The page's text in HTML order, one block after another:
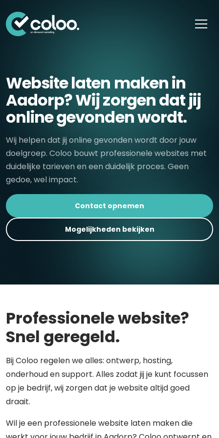
Website laten maken in
Aadorp? Wij zorgen dat jij
online gevonden wordt.
Wij helpen dat jij online gevonden wordt door jouw
doelgroep. Coloo bouwt professionele websites met
duidelijke tarieven en een duidelijk proces. Geen
gedoe, wel impact.
Contact opnemen
Mogelijkheden bekijken
Professionele website?
Snel geregeld.
Bij Coloo regelen we alles: ontwerp, hosting,
onderhoud en support. Alles zodat jij je kunt focussen
op je bedrijf, wij zorgen dat je website altijd goed
draait.
Wil je een professionele website laten maken die